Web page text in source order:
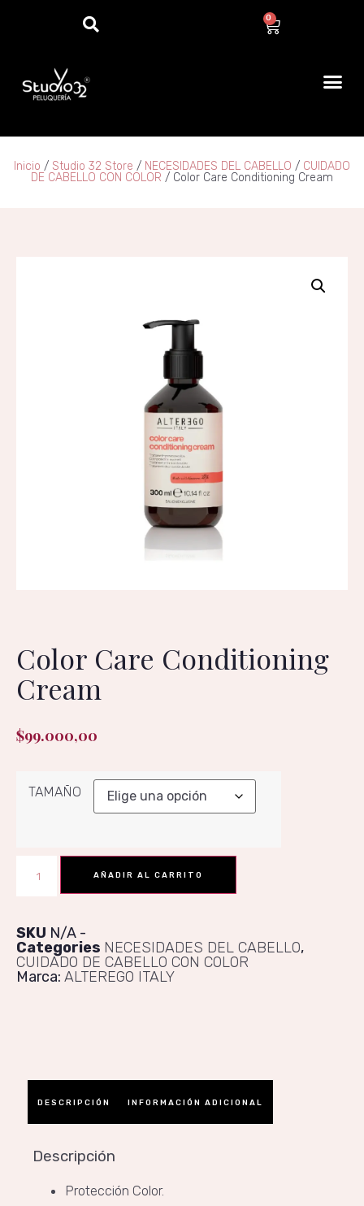
0
Inicio / Studio 32 Store / NECESIDADES DEL CABELLO / CUIDADO
DE CABELLO CON COLOR / Color Care Conditioning Cream
Color Care Conditioning
Cream
$99.000,00
TAMAÑO
AÑADIR AL CARRITO
SKU N/A
Categories NECESIDADES DEL CABELLO,
CUIDADO DE CABELLO CON COLOR
Marca: ALTEREGO ITALY
DESCRIPCIÓN INFORMACIÓN ADICIONAL
Descripción
Protección Color.